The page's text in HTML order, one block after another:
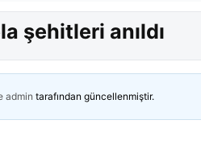
şehitleri anıldı
admin tarafından güncellenmiştir.